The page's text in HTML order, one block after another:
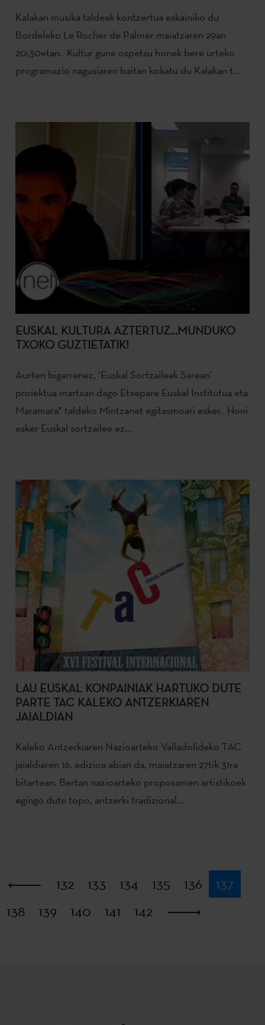
Kalakan musika taldeak kontzertua eskainiko du
Bordeleko Le Rocher de Palmer maiatzaren 29an
20:30etan. Kultur gune ospetsu honek bere urteko
programazio nagusiaren baitan kokatu du Kalakan t...
EUSKAL KULTURA AZTERTUZ...MUNDUKO
TXOKO GUZTIETATIK!
Aurten bigarrenez, ‘Euskal Sortzaileak Sarean’
proiektua martxan dago Etxepare Euskal Institutua eta
Maramara* taldeko Mintzanet egitasmoari esker. Honi
esker Euskal sortzailee ez...
LAU EUSKAL KONPAINIAK HARTUKO DUTE
PARTE TAC KALEKO ANTZERKIAREN
JAIALDIAN
Kaleko Antzerkiaren Nazioarteko Valladolideko TAC
jaialdiaren 16. edizioa abian da, maiatzaren 27tik 31ra
bitartean. Bertan nazioarteko proposamen artistikoek
egingo dute topo, antzerki tradizional...
Lehena
132 133 134 135 136
137
138
139 140 141 142